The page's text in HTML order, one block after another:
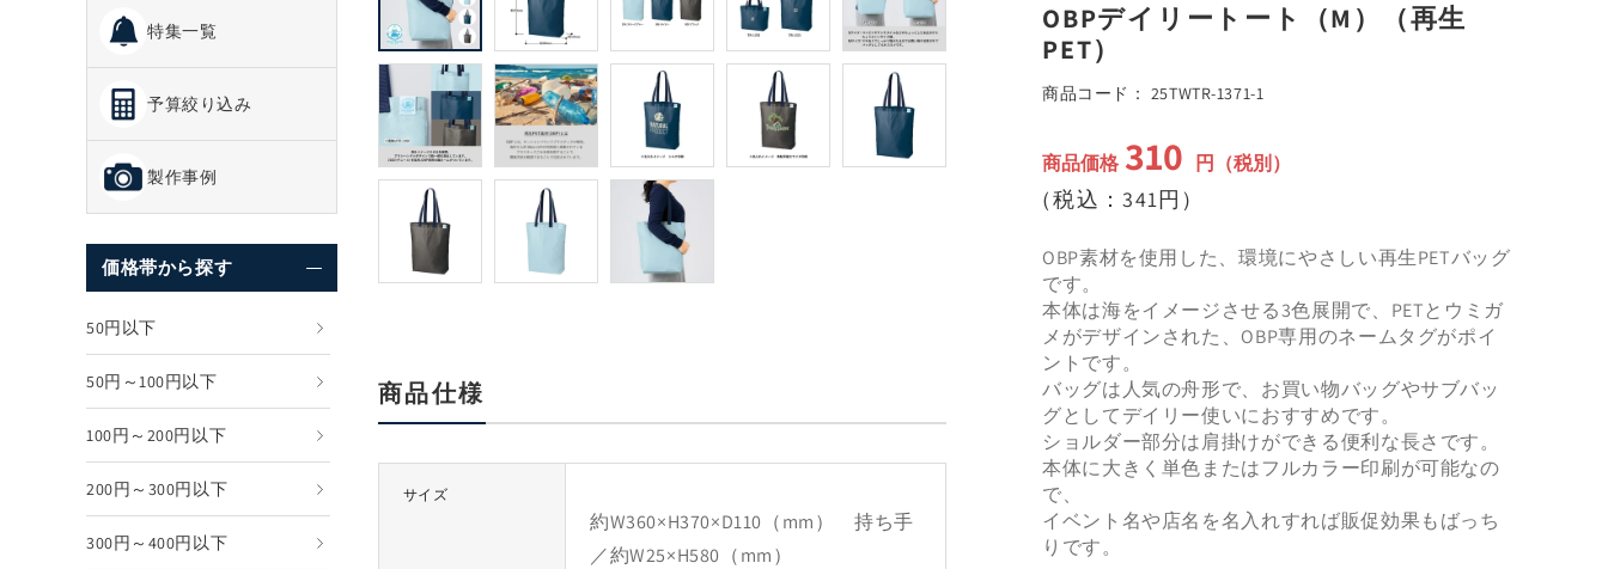
特集一覧
予算絞り込み
製作事例
価格帯から探す
50円以下
50円～100円以下
100円～200円以下
200円～300円以下
300円～400円以下
デ
を
開
く
商品仕様
サイズ
約W360×H370×D110（mm） 持ち手
／約W25×H580（mm）
OBPデイリートート（M）（再生
PET）
商品コード： SKU:
25TWTR-1371-1
商品価格 通
常
格
310 円（税別）
（税込：341円）
OBP素材を使用した、環境にやさしい再生PETバッグ
です。
本体は海をイメージさせる3色展開で、PETとウミガ
メがデザインされた、OBP専用のネームタグがポイ
ントです。
バッグは人気の舟形で、お買い物バッグやサブバッ
グとしてデイリー使いにおすすめです。
ショルダー部分は肩掛けができる便利な長さです。
本体に大きく単色またはフルカラー印刷が可能なの
で、
イベント名や店名を名入れすれば販促効果もばっち
りです。